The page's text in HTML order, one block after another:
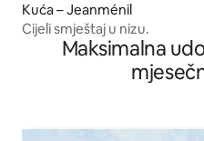
Kuća – Jeanménil
Cijeli smještaj u nizu.
Maksimalna